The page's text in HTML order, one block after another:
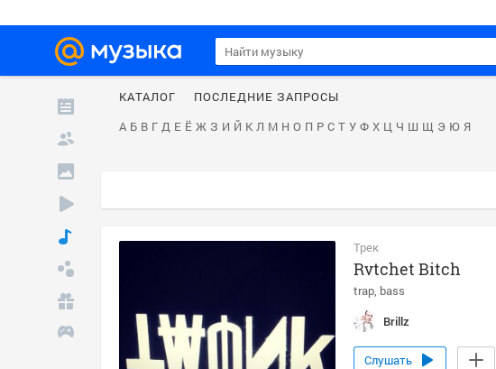
КАТАЛОГ
ПОСЛЕДНИЕ ЗАПРОСЫ
А Б В Г Д Е Ё Ж З И Й К Л М Н О П Р С Т У Ф Х Ц Ч Ш Щ Э Ю Я
Трек
Rvtchet Bitch
trap bass
Brillz
Слушать